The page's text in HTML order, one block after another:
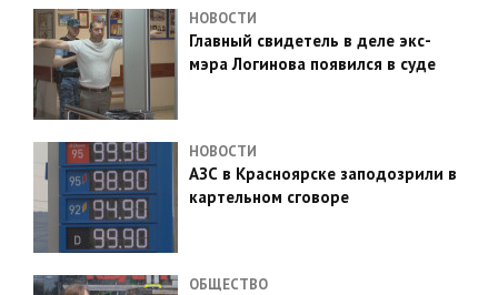
НОВОСТИ
Главный свидетель в деле экс-
мэра Логинова появился в суде
НОВОСТИ
АЗС в Красноярске заподозрили в
картельном сговоре
ОБЩЕСТВО